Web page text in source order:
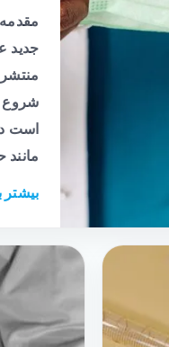
جدید
شروع
است
بیشتر